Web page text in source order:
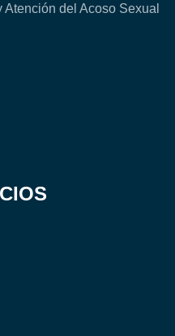
del Acoso Sexual